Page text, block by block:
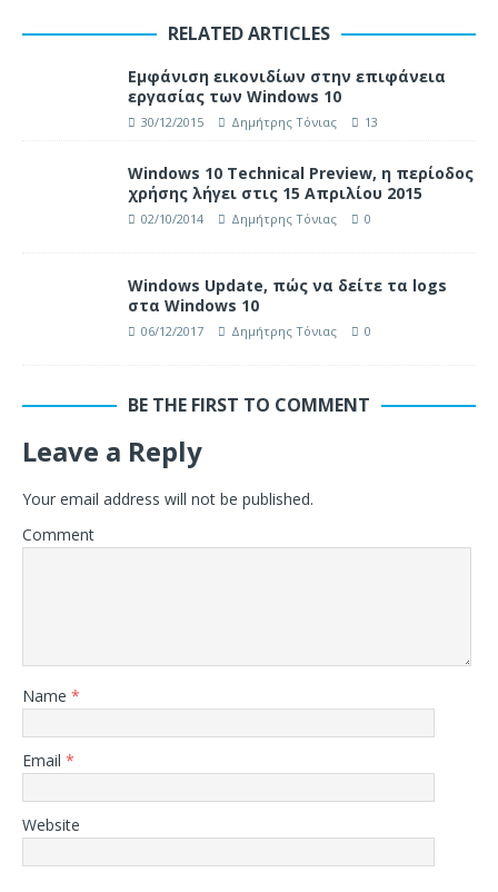
RELATED ARTICLES
Εμφάνιση εικονιδίων στην επιφάνεια
εργασίας των Windows 10
30/12/2015 Δημήτρης Τόνιας 13
Windows 10 Technical Preview, η περίοδος
χρήσης λήγει στις 15 Απριλίου 2015
02/10/2014 Δημήτρης Τόνιας 0
Windows Update, πώς να δείτε τα logs
στα Windows 10
06/12/2017 Δημήτρης Τόνιας 0
BE THE FIRST TO COMMENT
Leave a Reply
Your email address will not be published.
Comment
Name *
Email *
Website